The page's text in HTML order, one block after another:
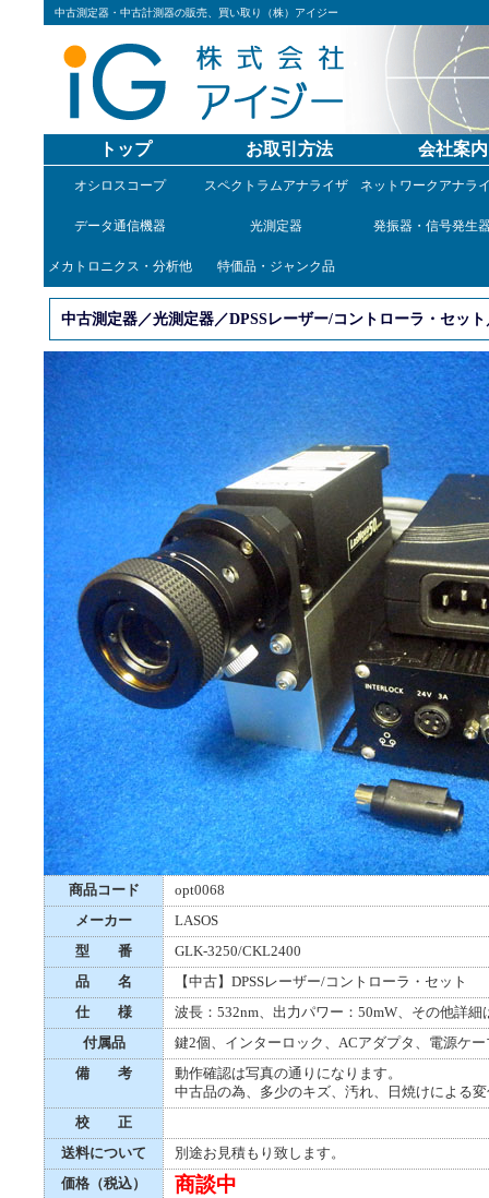
中古測定器・中古計測器の販売、買い取り（株）アイジー
トップ お取引方法 会社案内
オシロスコープ スペクトラムアナライザ ネットワークアナラ
データ通信機器 光測定器 発振器・信号発生
メカトロニクス・分析他 特価品・ジャンク品
中古測定器／光測定器／DPSSレーザー/コントローラ・セッ
商品コード
opt0068
メーカー
LASOS
型 番
GLK-3250/CKL2400
品 名
【中古】DPSSレーザー/コントローラ・セット
仕 様
波長：532nm、出力パワー：50mW、その他詳細
付属品
鍵2個、インターロック、ACアダプタ、電源ケー
備 考
動作確認は写真の通りになります。
中古品の為、多少のキズ、汚れ、日焼けによる
校 正
送料について
別途お見積もり致します。
価格（税込）
商談中